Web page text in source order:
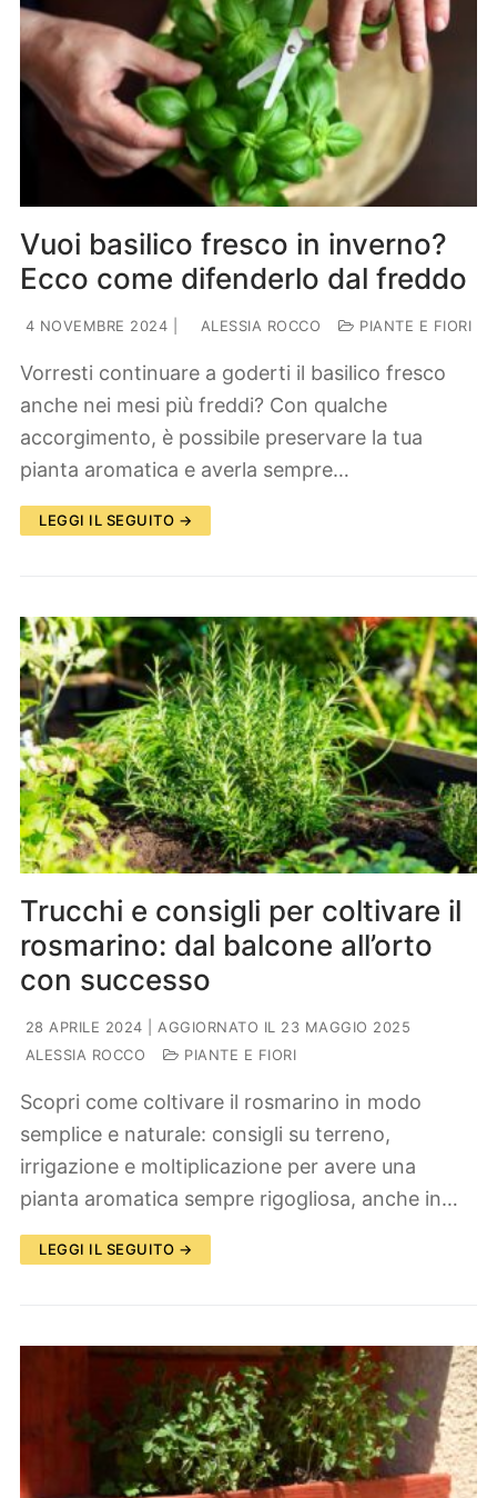
Vuoi basilico fresco in inverno?
Ecco come difenderlo dal freddo
4 NOVEMBRE 2024 ALESSIA ROCCO PIANTE E FIORI
Vorresti continuare a goderti il basilico fresco
anche nei mesi più freddi? Con qualche
accorgimento, è possibile preservare la tua
pianta aromatica e averla sempre…
LEGGI IL SEGUITO →
Trucchi e consigli per coltivare il
rosmarino: dal balcone all’orto
con successo
28 APRILE 2024 | AGGIORNATO IL 23 MAGGIO 2025
ALESSIA ROCCO
PIANTE E FIORI
Scopri come coltivare il rosmarino in modo
semplice e naturale: consigli su terreno,
irrigazione e moltiplicazione per avere una
pianta aromatica sempre rigogliosa, anche in…
LEGGI IL SEGUITO →